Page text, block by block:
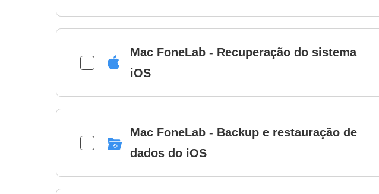
Mac FoneLab - Recuperação do sistema
iOS
Mac FoneLab - Backup e restauração de
dados do iOS